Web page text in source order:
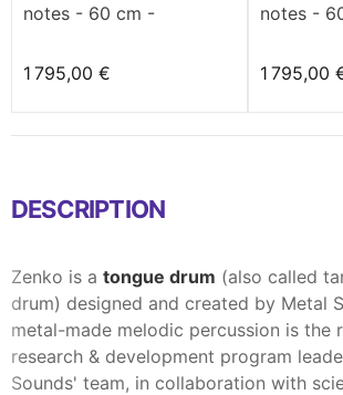
notes - 60 cm -
1 795,00 €
notes -
1 795,00
DESCRIPTION
Zenko is a tongue drum (also called
drum) designed and created by Metal
metal-made melodic percussion is the
research & development program
Sounds' team, in collaboration with